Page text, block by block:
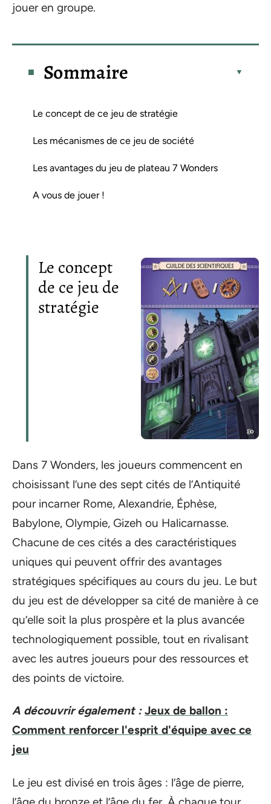
jouer en groupe.
Sommaire
Le concept de ce jeu de stratégie
Les mécanismes de ce jeu de société
Les avantages du jeu de plateau 7 Wonders
A vous de jouer !
Le concept
de ce jeu de
stratégie
Dans 7 Wonders, les joueurs commencent en
choisissant l’une des sept cités de l’Antiquité
pour incarner Rome, Alexandrie, Éphèse,
Babylone, Olympie, Gizeh ou Halicarnasse.
Chacune de ces cités a des caractéristiques
uniques qui peuvent offrir des avantages
stratégiques spécifiques au cours du jeu. Le but
du jeu est de développer sa cité de manière à ce
qu’elle soit la plus prospère et la plus avancée
technologiquement possible, tout en rivalisant
avec les autres joueurs pour des ressources et
des points de victoire.
A découvrir également : Jeux de ballon :
Comment renforcer l'esprit d'équipe avec ce
jeu
Le jeu est divisé en trois âges : l’âge de pierre,